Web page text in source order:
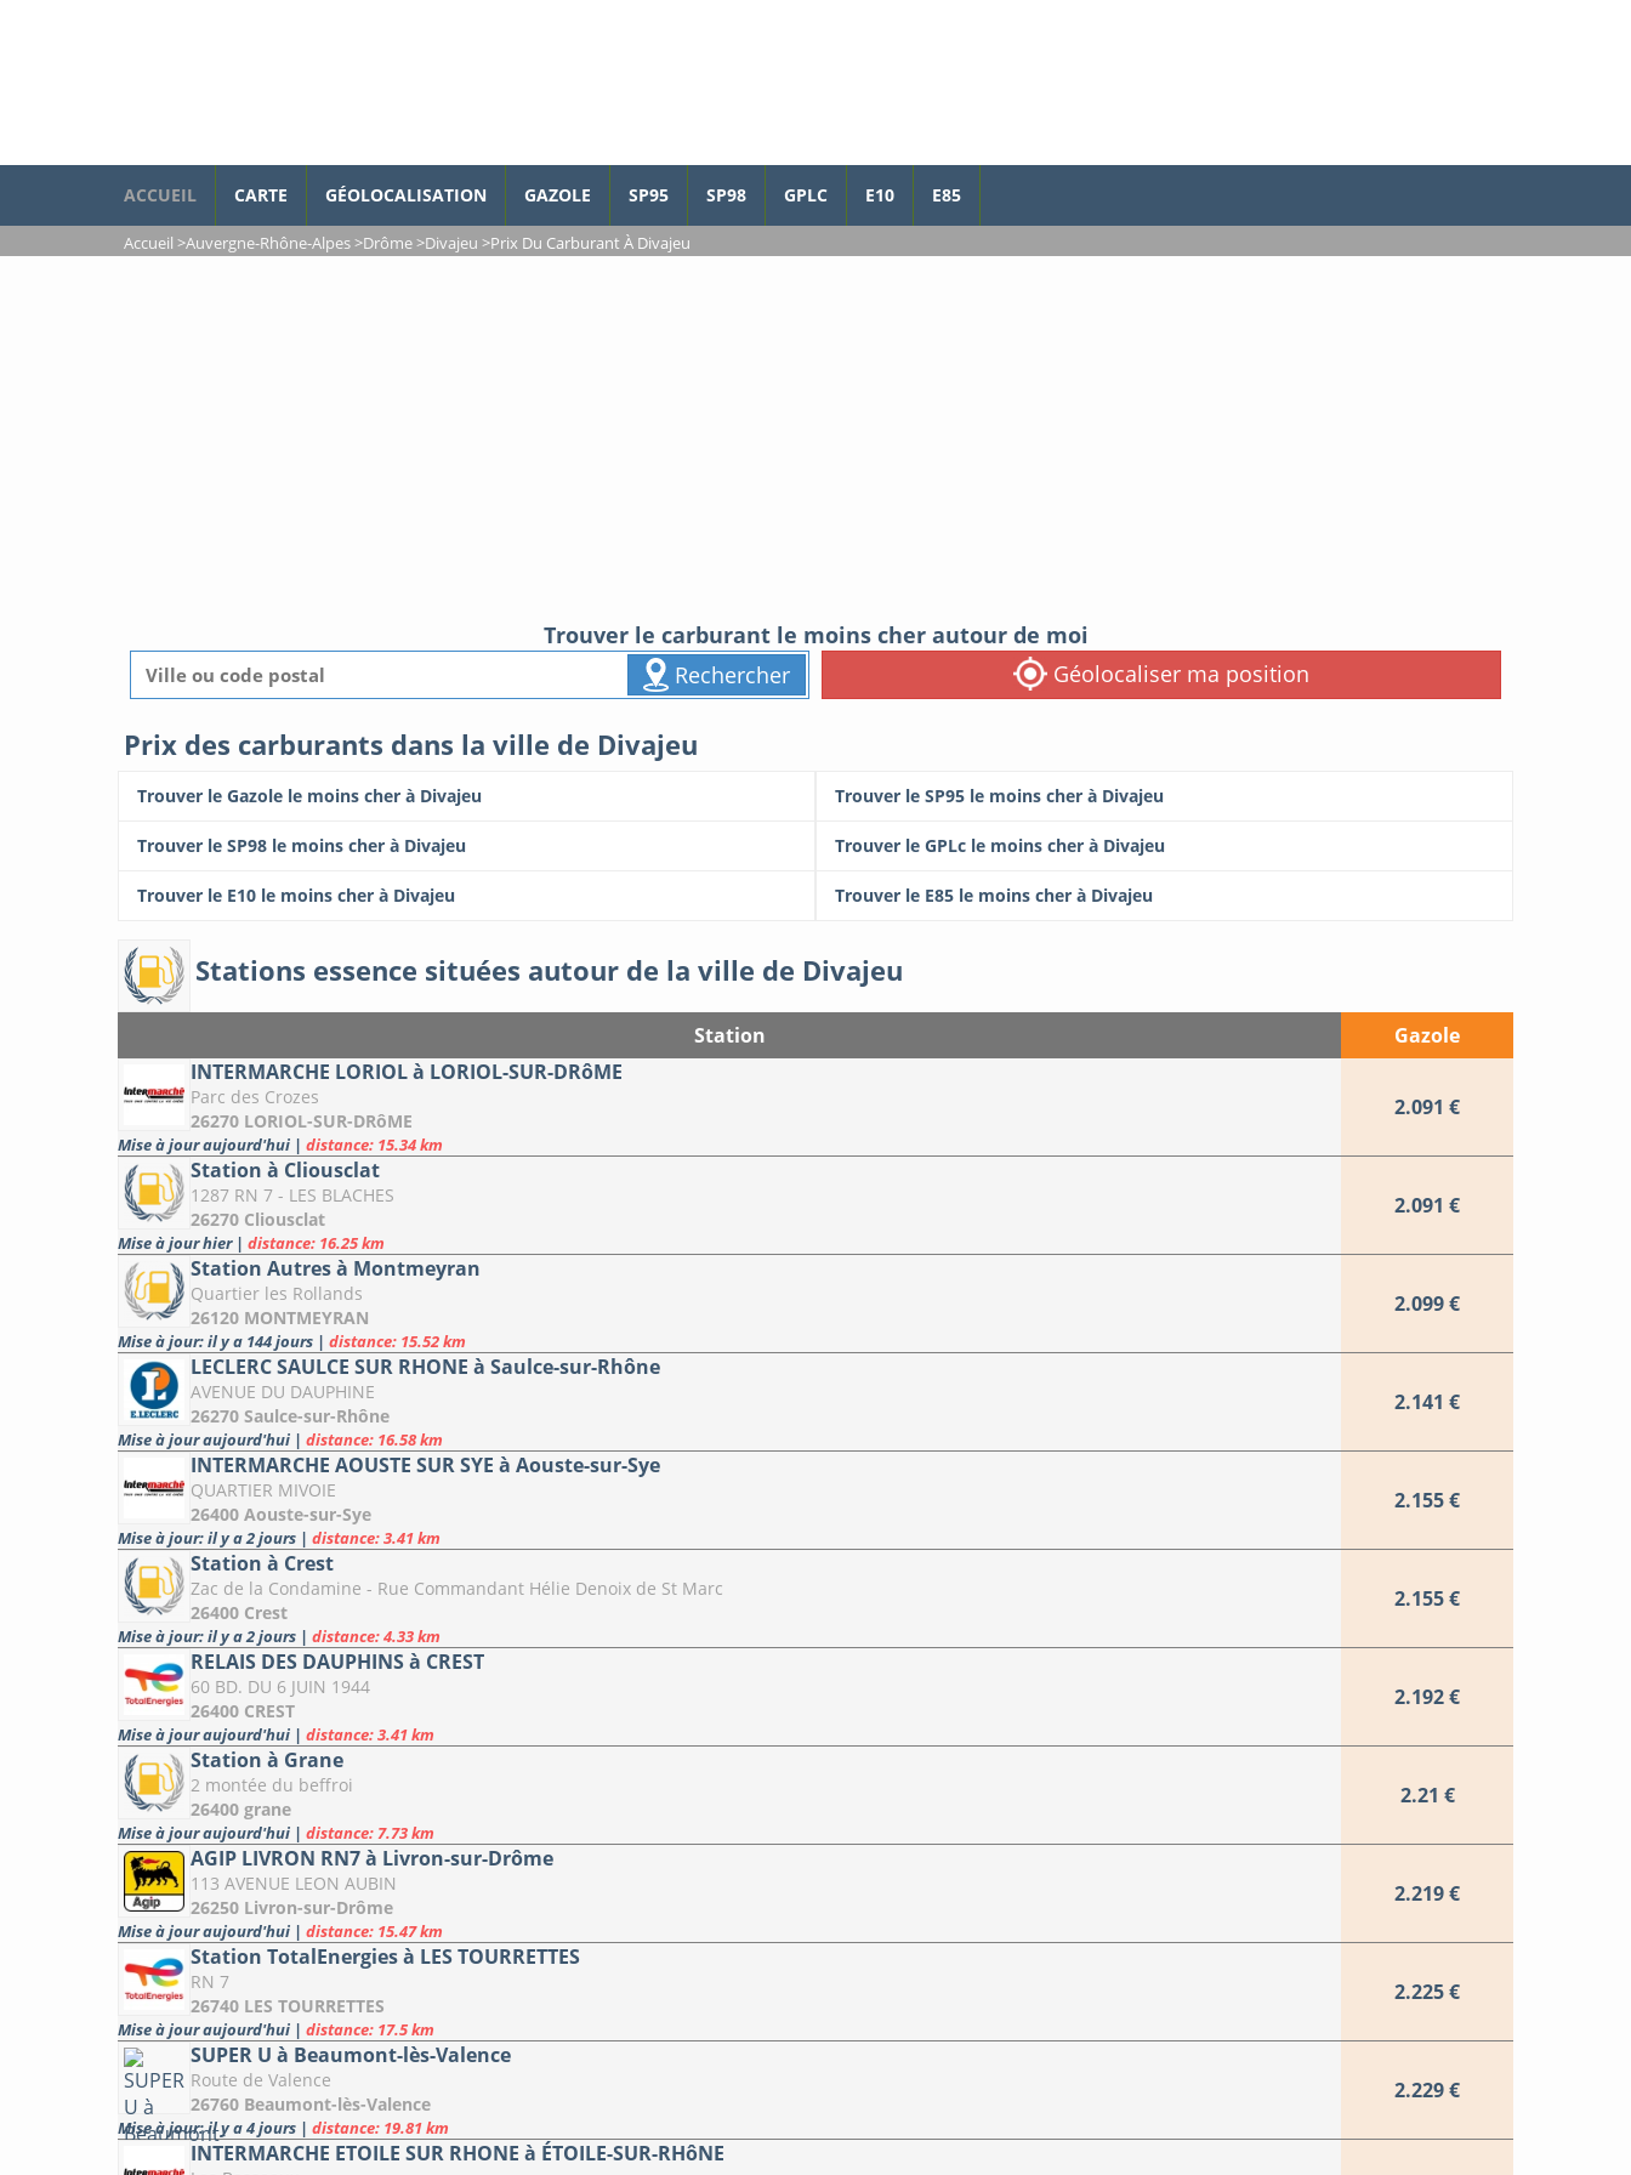
ACCUEIL CARTE GÉOLOCALISATION GAZOLE SP95 SP98 GPLC E10 E85
Accueil >Auvergne-Rhône-Alpes>Drôme>Divajeu >Prix Du Carburant À Divajeu
Trouver le carburant le moins cher autour de moi
Rechercher
Géolocaliser ma position
Prix des carburants dans la ville de Divajeu
Trouver le Gazole le moins cher à Divajeu Trouver le SP95 le moins cher à Divajeu
Trouver le SP98 le moins cher à Divajeu Trouver le GPLc le moins cher à Divajeu
Trouver le E10 le moins cher à Divajeu Trouver le E85 le moins cher à Divajeu
Stations essence situées autour de la ville de Divajeu
Station
Gazole
INTERMARCHE LORIOL à LORIOL-SUR-DRôME
Parc des Crozes
26270 LORIOL-SUR-DRôME
Mise à jour aujourd'hui | distance: 15.34 km
2.091 €
Station à Cliousclat
1287 RN 7 - LES BLACHES
26270 Cliousclat
Mise à jour hier | distance: 16.25 km
2.091 €
Station Autres à Montmeyran
Quartier les Rollands
26120 MONTMEYRAN
Mise à jour: il y a 144 jours | distance: 15.52 km
2.099 €
LECLERC SAULCE SUR RHONE à Saulce-sur-Rhône
AVENUE DU DAUPHINE
26270 Saulce-sur-Rhône
Mise à jour aujourd'hui | distance: 16.58 km
2.141 €
INTERMARCHE AOUSTE SUR SYE à Aouste-sur-Sye
QUARTIER MIVOIE
26400 Aouste-sur-Sye
Mise à jour: il y a 2 jours | distance: 3.41 km
2.155 €
Station à Crest
Zac de la Condamine - Rue Commandant Hélie Denoix de St Marc
26400 Crest
Mise à jour: il y a 2 jours | distance: 4.33 km
2.155 €
RELAIS DES DAUPHINS à CREST
60 BD. DU 6 JUIN 1944
26400 CREST
Mise à jour aujourd'hui | distance: 3.41 km
2.192 €
Station à Grane
2 montée du beffroi
26400 grane
Mise à jour aujourd'hui | distance: 7.73 km
2.21 €
AGIP LIVRON RN7 à Livron-sur-Drôme
113 AVENUE LEON AUBIN
26250 Livron-sur-Drôme
Mise à jour aujourd'hui | distance: 15.47 km
2.219 €
Station TotalEnergies à LES TOURRETTES
RN 7
26740 LES TOURRETTES
Mise à jour aujourd'hui | distance: 17.5 km
2.225 €
SUPER U à Beaumont-lès-Valence
Route de Valence
26760 Beaumont-lès-Valence
Mise à jour: il y a 4 jours | distance: 19.81 km
2.229 €
INTERMARCHE ETOILE SUR RHONE à ÉTOILE-SUR-RHôNE